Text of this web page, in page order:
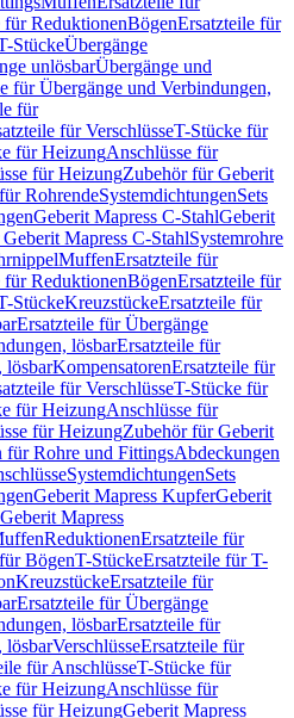
für ReduktionenBögenErsatzteile für
StückeÜbergänge
unlösbarÜbergänge und
für Übergänge und Verbindungen,
für
für VerschlüsseT-Stücke für
für HeizungAnschlüsse für
für HeizungZubehör für Geberit
RohrendeSystemdichtungenSets
Geberit Mapress C-StahlGeberit
Mapress C-StahlSystemrohre
MuffenErsatzteile für
für ReduktionenBögenErsatzteile für
StückeKreuzstückeErsatzteile für
Ersatzteile für Übergänge
lösbarErsatzteile für
lösbarKompensatorenErsatzteile für
für VerschlüsseT-Stücke für
für HeizungAnschlüsse für
für HeizungZubehör für Geberit
für Rohre und FittingsAbdeckungen
SystemdichtungenSets
Geberit Mapress KupferGeberit
Mapress
ReduktionenErsatzteile für
BögenT-StückeErsatzteile für T-
KreuzstückeErsatzteile für
Ersatzteile für Übergänge
lösbarErsatzteile für
lösbarVerschlüsseErsatzteile für
für AnschlüsseT-Stücke für
für HeizungAnschlüsse für
für HeizungGeberit Mapress